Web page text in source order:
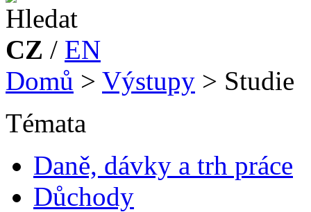
CZ / EN
Domů > Výstupy > Studie
Témata
Daně, dávky a trh práce
Důchody